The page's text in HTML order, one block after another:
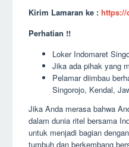
Kirim Lamaran ke : https://
Perhatian !!
Loker Indomaret
Jika ada pihak yang
Pelamar diimbau
Singorojo, Kendal,
Jika Anda merasa bahwa
dalam dunia ritel bersama
untuk menjadi bagian
tumbuh dan berkembang